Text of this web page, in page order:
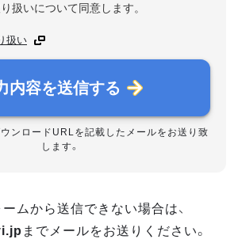
扱いについて同意します。
扱い
内容を送信する
ウンロードURLを記載したメールをお送り致
します。
ムから送信できない場合は、
までメールをお送りください。